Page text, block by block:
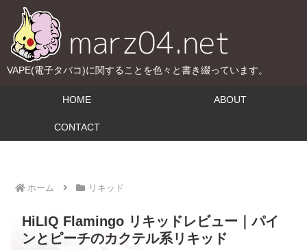
VAPE(電子タバコ)に関することを色々と書き綴っています。
HOME ABOUT
CONTACT
ホーム リキッド
HiLIQ Flamingo リキッドレビュー｜パイ
ンとピーチのカクテル系リキッド